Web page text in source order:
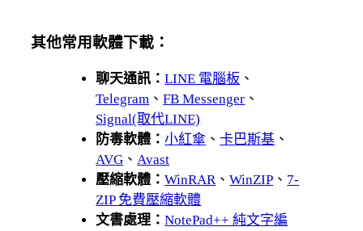
其他常用軟體下載：
聊天通訊：LINE 電腦板 、
Telegram 、FB Messenger 、
Signal(取代LINE)
防毒軟體：小紅傘 、卡巴斯基 、
AVG 、 Avast
壓縮軟體：WinRAR 、WinZIP 、 7-
ZIP 免費壓縮軟體
文書處理：NotePad++ 純文字編